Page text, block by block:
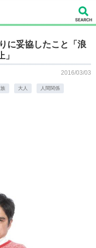
に妥協したこと「浪
2016/03/03
大人 人間関係